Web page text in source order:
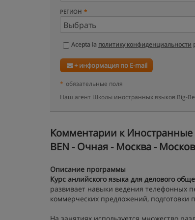
РЕГИОН
Acepta la политику конфиденциальности
+ информация по E-mail
* обязательные поля
Наш агент Школы иностранных языков Big-
Kомментарии к
BEN - Очная - Москва -
Описание программы
Курс анлийского языка для делового
развивает навыки ведения телефонных
коммерческих предложений, подготовки